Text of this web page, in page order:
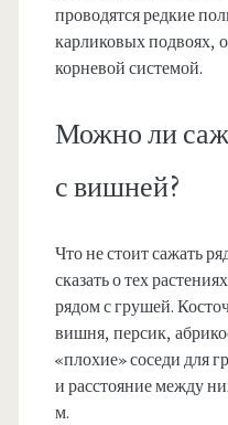
проводятся редкие
карликовых подвоях,
корневой системой.
Можно ли
с вишней?
Что не стоит сажать
сказать о тех
рядом с грушей.
вишня, персик,
«плохие» соседи для
и расстояние между
м.